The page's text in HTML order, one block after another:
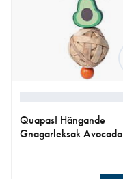
Quapas! Hängande
Gnagarleksak Avocado